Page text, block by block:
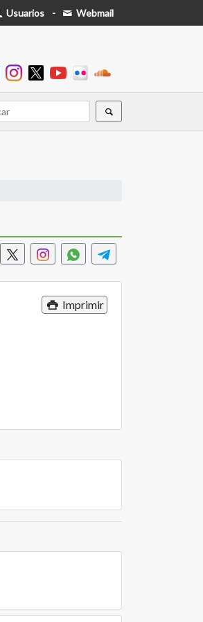
Usuarios - Webmail
Imprimir